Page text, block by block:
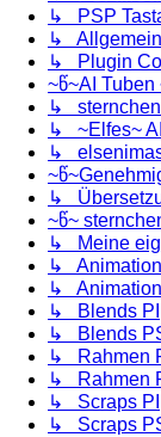
↳ PSP
↳
↳ Plugin
~წ~AI Tuben
↳
↳ ~Elfes~
↳
↳
~წ~
↳ Meine
↳
↳
↳ Blends PI
↳ Blends
↳ Rahmen
↳ Rahmen
↳ Scraps PI
↳ Scraps